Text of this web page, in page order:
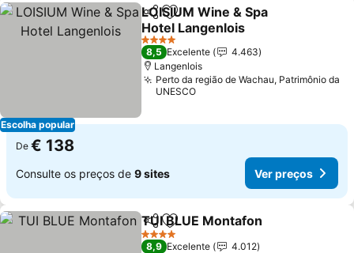
Escolha popular
PartilharAdicionar aos favoritos
LOISIUM Wine & Spa
Hotel Langenlois
Ver preços
4 Estrelas
8,5 Excelente
4.463
Langenlois
Perto da região de Wachau, Patrimônio da
UNESCO
De € 138
Consulte os preços de 9 sites Ver preços
PartilharAdicionar aos favoritos
TUI BLUE Montafon
4 Estrelas
8,9 Excelente
4.012